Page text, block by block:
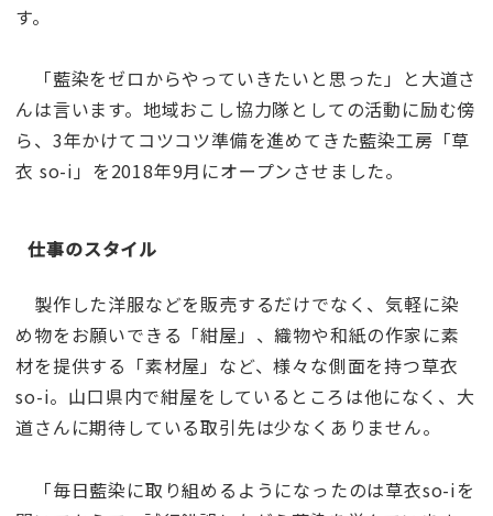
す。
「藍染をゼロからやっていきたいと思った」と大道さ
んは言います。地域おこし協力隊としての活動に励む傍
ら、3年かけてコツコツ準備を進めてきた藍染工房「草
衣 so-i」を2018年9月にオープンさせました。
仕事のスタイル
製作した洋服などを販売するだけでなく、気軽に染
め物をお願いできる「紺屋」、織物や和紙の作家に素
材を提供する「素材屋」など、様々な側面を持つ草衣
so-i。山口県内で紺屋をしているところは他になく、大
道さんに期待している取引先は少なくありません。
「毎日藍染に取り組めるようになったのは草衣so-iを